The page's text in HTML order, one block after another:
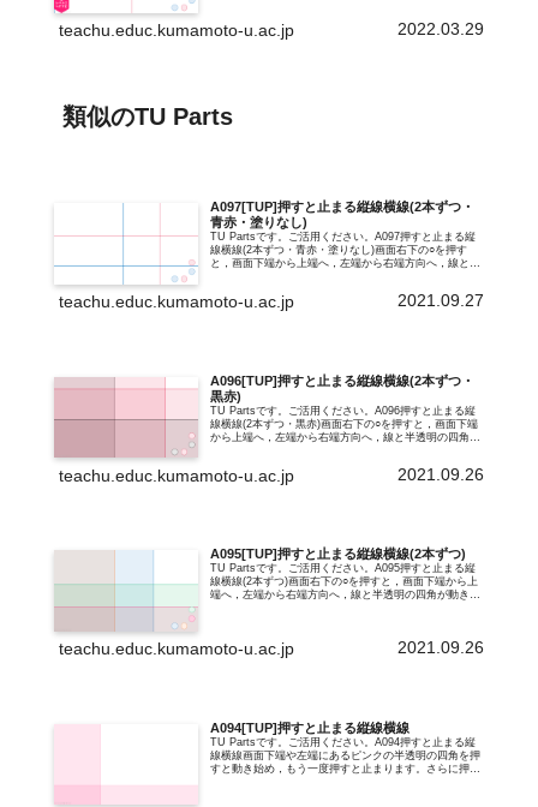
teachu.educ.kumamoto-u.ac.jp 2022.03.29
類似のTU Parts
A097[TUP]押すと止まる縦線横線(2本ずつ・
青赤・塗りなし)
TU Partsです。ご活用ください。A097押すと止まる縦
線横線(2本ずつ・青赤・塗りなし)画面右下の○を押す
と，画面下端から上端へ，左端から右端方向へ，線と半
teachu.educ.kumamoto-u.ac.jp 2021.09.27
A096[TUP]押すと止まる縦線横線(2本ずつ・
黒赤)
TU Partsです。ご活用ください。A096押すと止まる縦
線横線(2本ずつ・黒赤)画面右下の○を押すと，画面下端
から上端へ，左端から右端方向へ，線と半透明の四角が
teachu.educ.kumamoto-u.ac.jp 2021.09.26
A095[TUP]押すと止まる縦線横線(2本ずつ)
TU Partsです。ご活用ください。A095押すと止まる縦
線横線(2本ずつ)画面右下の○を押すと，画面下端から上
端へ，左端から右端方向へ，線と半透明の四角が動き始
teachu.educ.kumamoto-u.ac.jp 2021.09.26
A094[TUP]押すと止まる縦線横線
TU Partsです。ご活用ください。A094押すと止まる縦
線横線画面下端や左端にあるピンクの半透明の四角を押
すと動き始め，もう一度押すと止まります。さらに押す